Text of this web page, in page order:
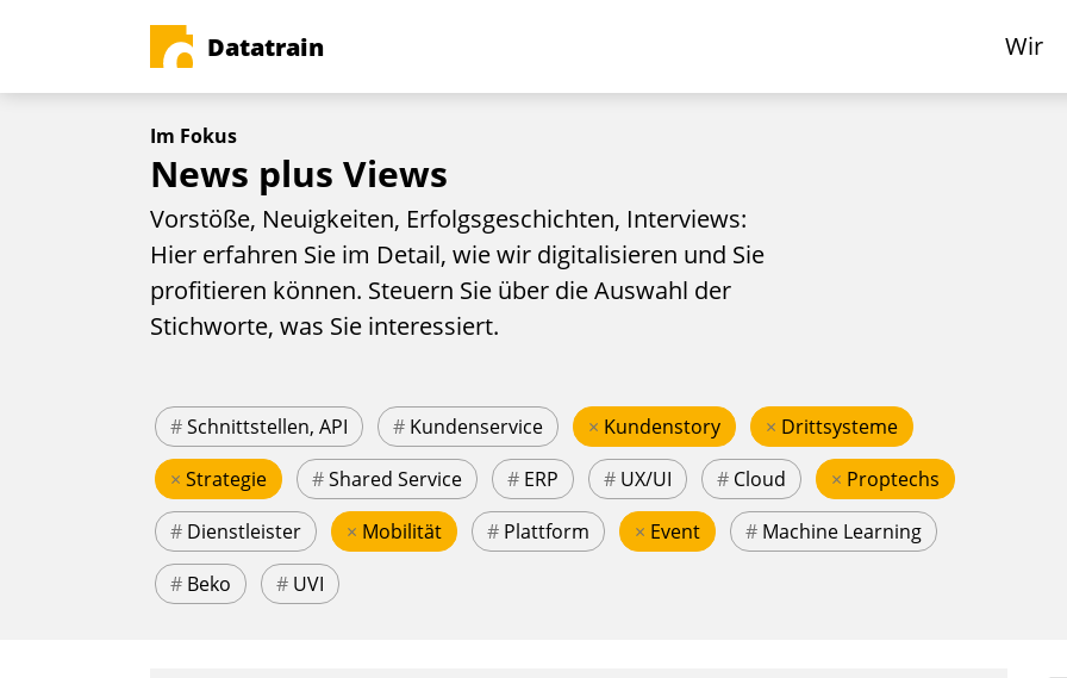
Datatrain Wir
Im Fokus
News plus Views
Vorstöße, Neuigkeiten, Erfolgsgeschichten, Interviews:
Hier erfahren Sie im Detail, wie wir digitalisieren und Sie
profitieren können. Steuern Sie über die Auswahl der
Stichworte, was Sie interessiert.
#Schnittstellen, API # Kundenservice × Kundenstory × Drittsysteme
× Strategie #Shared Service # ERP # UX/UI # Cloud × Proptechs
# Dienstleister × Mobilität # Plattform × Event # Machine Learning
# Beko # UVI